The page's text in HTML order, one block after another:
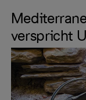
verspricht